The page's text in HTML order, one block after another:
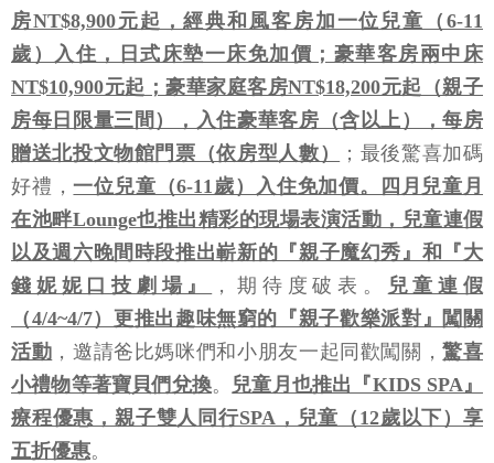
房NT$8,900元起，經典和風客房加一位兒童（6-11
歲）入住，日式床墊一床免加價；豪華客房兩中床
NT$10,900元起；豪華家庭客房NT$18,200元起（親子
房每日限量三間），入住豪華客房（含以上），每房
贈送北投文物館門票（依房型人數）
；最後驚喜加碼
好禮，一位兒童（6-11歲）入住免加價。四月兒童月
在池畔Lounge也推出精彩的現場表演活動，兒童連假
以及週六晚間時段推出嶄新的『親子魔幻秀』和『大
錢妮妮口技劇場』
，期待度破表。
兒童連假
（4/4~4/7）更推出趣味無窮的『親子歡樂派對』闖關
活動 ，邀請爸比媽咪們和小朋友一起同歡闖關，驚喜
小禮物等著寶貝們兌換。 兒童月也推出『KIDS SPA』
療程優惠，親子雙人同行SPA，兒童（12歲以下）享
五折優惠。